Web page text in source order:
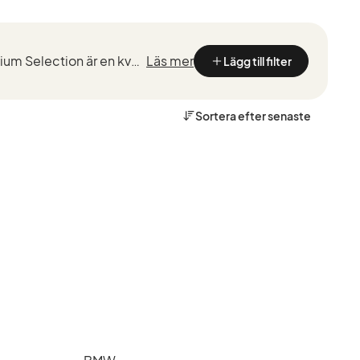
Kvalitetstestade BMW med marknadsledande garantier från de som kan BMW bäst. BMW Premium Selection är en kvalitetssäkring vid köp av en begagnad BMW, framtaget för ett smidigt, tryggt och bekymmersfri... Läs mer Lägg till filter
Sortera eftersenaste